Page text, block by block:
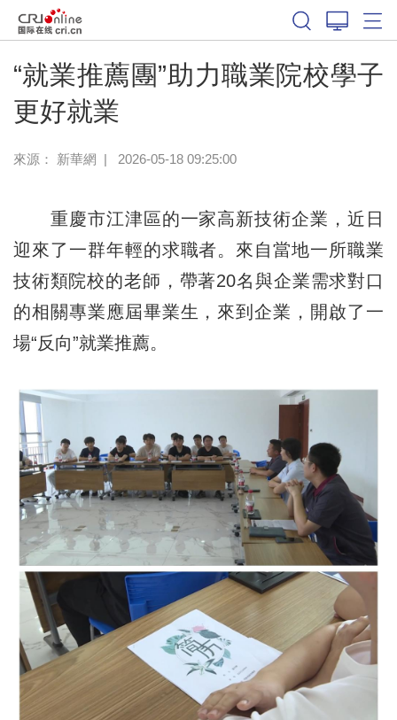
“就業推薦團”助力職業院校學子
更好就業
來源： 新華網 | 2026-05-18 09:25:00
重慶市江津區的一家高新技術企業，近日
迎來了一群年輕的求職者。來自當地一所職業
技術類院校的老師，帶著20名與企業需求對口
的相關專業應屆畢業生，來到企業，開啟了一
場“反向”就業推薦。